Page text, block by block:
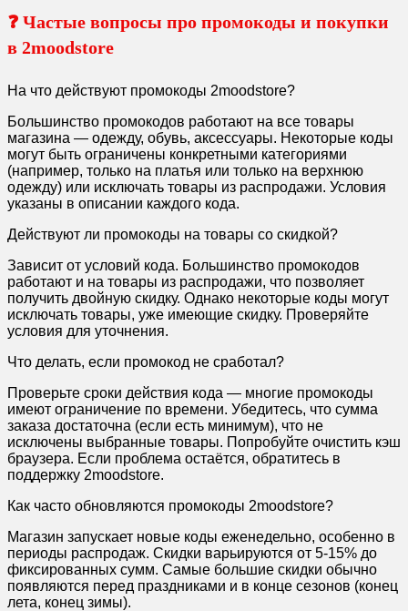
❓ Частые вопросы про промокоды и покупки
в 2moodstore
На что действуют промокоды 2moodstore?
Большинство промокодов работают на все товары
магазина — одежду, обувь, аксессуары. Некоторые коды
могут быть ограничены конкретными категориями
(например, только на платья или только на верхнюю
одежду) или исключать товары из распродажи. Условия
указаны в описании каждого кода.
Действуют ли промокоды на товары со скидкой?
Зависит от условий кода. Большинство промокодов
работают и на товары из распродажи, что позволяет
получить двойную скидку. Однако некоторые коды могут
исключать товары, уже имеющие скидку. Проверяйте
условия для уточнения.
Что делать, если промокод не сработал?
Проверьте сроки действия кода — многие промокоды
имеют ограничение по времени. Убедитесь, что сумма
заказа достаточна (если есть минимум), что не
исключены выбранные товары. Попробуйте очистить кэш
браузера. Если проблема остаётся, обратитесь в
поддержку 2moodstore.
Как часто обновляются промокоды 2moodstore?
Магазин запускает новые коды еженедельно, особенно в
периоды распродаж. Скидки варьируются от 5-15% до
фиксированных сумм. Самые большие скидки обычно
появляются перед праздниками и в конце сезонов (конец
лета, конец зимы).